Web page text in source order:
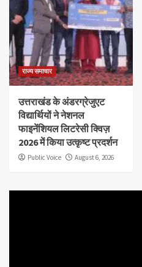
राज्य समाचार
उत्तराखंड के अंडरग्रेजुएट
विद्यार्थियों ने नेशनल
फाइनेंशियल लिटरेसी क्विज़
2026 में किया उत्कृष्ट प्रदर्शन
Public Voice August 6, 2026